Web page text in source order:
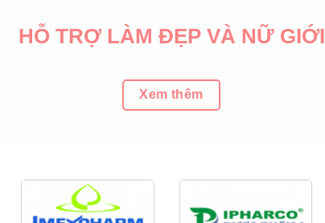
HỖ TRỢ LÀM ĐẸP VÀ NỮ GIỚI
Xem thêm